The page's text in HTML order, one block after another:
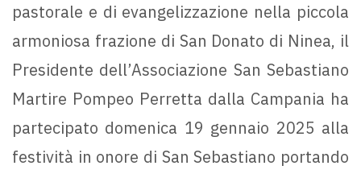
pastorale e di evangelizzazione nella piccola
armoniosa frazione di San Donato di Ninea, il
Presidente dell’Associazione San Sebastiano
Martire Pompeo Perretta dalla Campania ha
partecipato domenica 19 gennaio 2025 alla
festività in onore di San Sebastiano portando